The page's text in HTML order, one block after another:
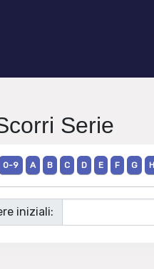
Serie
0-9 A B C D E F G H
iniziali: